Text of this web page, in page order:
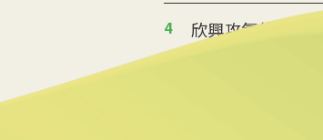
4
欣興攻氫能發電